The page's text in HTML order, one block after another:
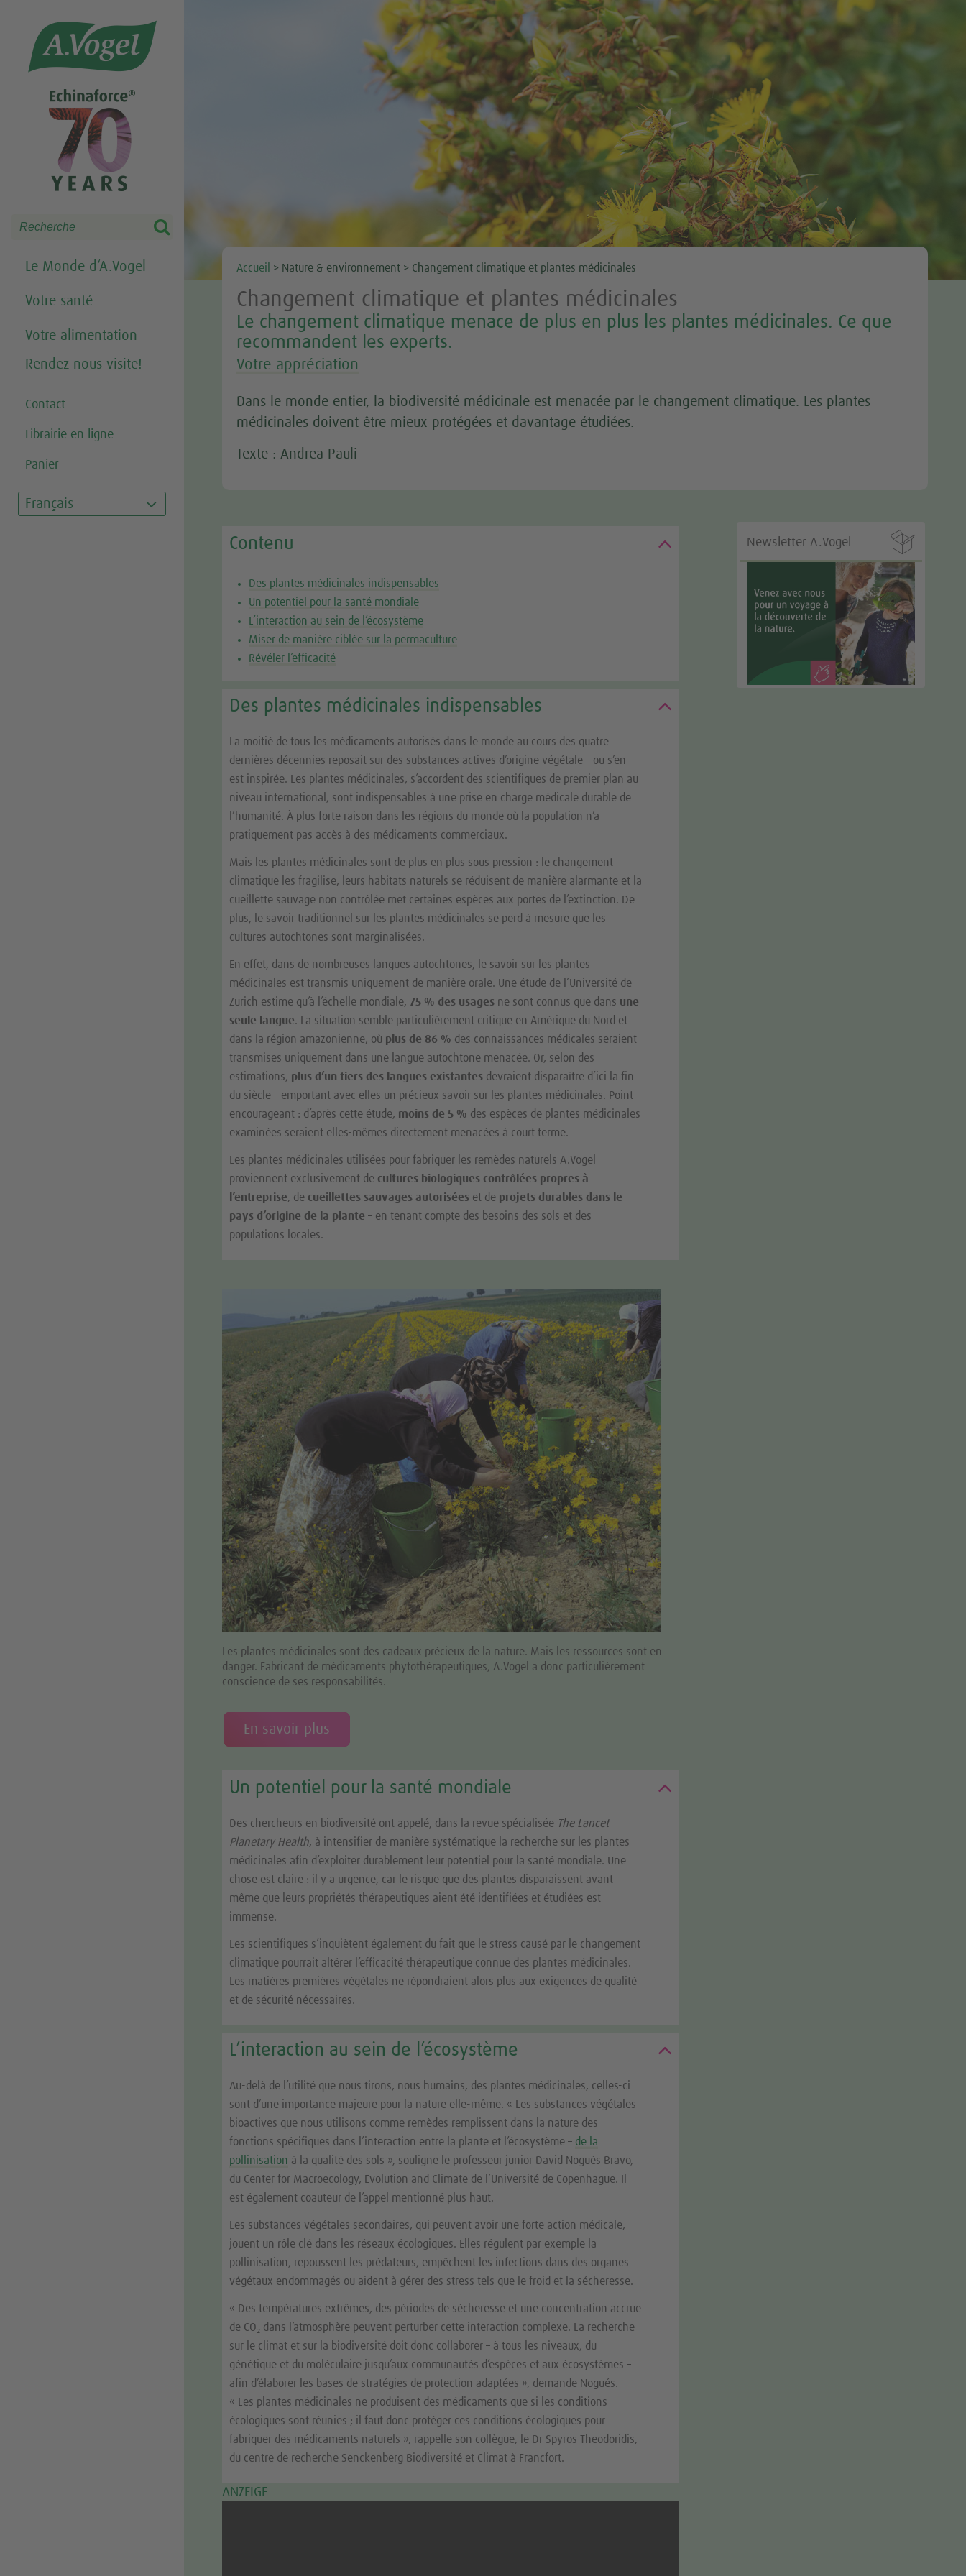

Le Monde d‘A.Vogel
Votre santé
Votre alimentation
Rendez-nous visite!
Contact
Librairie en ligne
Panier
Français
Accueil > Nature & environnement > Changement climatique et plantes médicinales
Changement climatique et plantes médicinales
Le changement climatique menace de plus en plus les plantes médicinales. Ce que
recommandent les experts.
Votre appréciation
Dans le monde entier, la biodiversité médicinale est menacée par le changement climatique. Les plantes
médicinales doivent être mieux protégées et davantage étudiées.
Texte : Andrea Pauli
Contenu
Des plantes médicinales indispensables
Un potentiel pour la santé mondiale
L’interaction au sein de l’écosystème
Miser de manière ciblée sur la permaculture
Révéler l’efficacité
Des plantes médicinales indispensables
La moitié de tous les médicaments autorisés dans le monde au cours des quatre
dernières décennies reposait sur des substances actives d’origine végétale – ou s’en
est inspirée. Les plantes médicinales, s’accordent des scientifiques de premier plan au
niveau international, sont indispensables à une prise en charge médicale durable de
l’humanité. À plus forte raison dans les régions du monde où la population n’a
pratiquement pas accès à des médicaments commerciaux.
Mais les plantes médicinales sont de plus en plus sous pression : le changement
climatique les fragilise, leurs habitats naturels se réduisent de manière alarmante et la
cueillette sauvage non contrôlée met certaines espèces aux portes de l’extinction. De
plus, le savoir traditionnel sur les plantes médicinales se perd à mesure que les
cultures autochtones sont marginalisées.
En effet, dans de nombreuses langues autochtones, le savoir sur les plantes
médicinales est transmis uniquement de manière orale. Une étude de l’Université de
Zurich estime qu’à l’échelle mondiale,75 % des usages ne sont connus que dans une
seule langue. La situation semble particulièrement critique en Amérique du Nord et
dans la région amazonienne, où plus de 86 % des connaissances médicales seraient
transmises uniquement dans une langue autochtone menacée. Or, selon des
estimations, plus d’un tiers des langues existantes devraient disparaître d’ici la fin
du siècle – emportant avec elles un précieux savoir sur les plantes médicinales. Point
encourageant : d’après cette étude, moins de 5 % des espèces de plantes médicinales
examinées seraient elles-mêmes directement menacées à court terme.
Les plantes médicinales utilisées pour fabriquer les remèdes naturels A.Vogel
proviennent exclusivement de cultures biologiques contrôlées propres à
l’entreprise, de cueillettes sauvages autorisées et de projets durables dans le
pays d’origine de la plante – en tenant compte des besoins des sols et des
populations locales.
Les plantes médicinales sont des cadeaux précieux de la nature. Mais les ressources sont en
danger. Fabricant de médicaments phytothérapeutiques, A.Vogel a donc particulièrement
conscience de ses responsabilités.
En savoir plus
Un potentiel pour la santé mondiale
Des chercheurs en biodiversité ont appelé, dans la revue spécialisée The Lancet
Planetary Health, à intensifier de manière systématique la recherche sur les plantes
médicinales afin d’exploiter durablement leur potentiel pour la santé mondiale. Une
chose est claire : il y a urgence, car le risque que des plantes disparaissent avant
même que leurs propriétés thérapeutiques aient été identifiées et étudiées est
immense.
Les scientifiques s’inquiètent également du fait que le stress causé par le changement
climatique pourrait altérer l’efficacité thérapeutique connue des plantes médicinales.
Les matières premières végétales ne répondraient alors plus aux exigences de qualité
et de sécurité nécessaires.
L’interaction au sein de l’écosystème
Au-delà de l’utilité que nous tirons, nous humains, des plantes médicinales, celles-ci
sont d’une importance majeure pour la nature elle-même. « Les substances végétales
bioactives que nous utilisons comme remèdes remplissent dans la nature des
fonctions spécifiques dans l’interaction entre la plante et l’écosystème – de la
pollinisation à la qualité des sols », souligne le professeur junior David Nogués Bravo,
du Center for Macroecology, Evolution and Climate de l’Université de Copenhague. Il
est également coauteur de l’appel mentionné plus haut.
Les substances végétales secondaires, qui peuvent avoir une forte action médicale,
jouent un rôle clé dans les réseaux écologiques. Elles régulent par exemple la
pollinisation, repoussent les prédateurs, empêchent les infections dans des organes
végétaux endommagés ou aident à gérer des stress tels que le froid et la sécheresse.
« Des températures extrêmes, des périodes de sécheresse et une concentration accrue
de CO₂ dans l’atmosphère peuvent perturber cette interaction complexe. La recherche
sur le climat et sur la biodiversité doit donc collaborer – à tous les niveaux, du
génétique et du moléculaire jusqu’aux communautés d’espèces et aux écosystèmes –
afin d’élaborer les bases de stratégies de protection adaptées », demande Nogués.
« Les plantes médicinales ne produisent des médicaments que si les conditions
écologiques sont réunies ; il faut donc protéger ces conditions écologiques pour
fabriquer des médicaments naturels », rappelle son collègue, le Dr Spyros Theodoridis,
du centre de recherche Senckenberg Biodiversité et Climat à Francfort.
ANZEIGE

Newsletter A.Vogel